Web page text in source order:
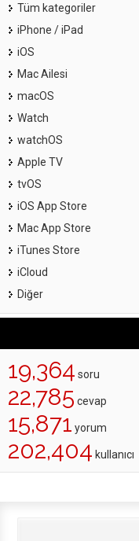
Tüm kategoriler
iPhone / iPad
iOS
Mac Ailesi
macOS
Watch
watchOS
Apple TV
tvOS
iOS App Store
Mac App Store
iTunes Store
iCloud
Diğer
19,364 soru
22,785 cevap
15,871 yorum
202,404 kullanıcı